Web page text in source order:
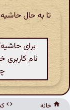
تا به حال
برای
نام
خانه